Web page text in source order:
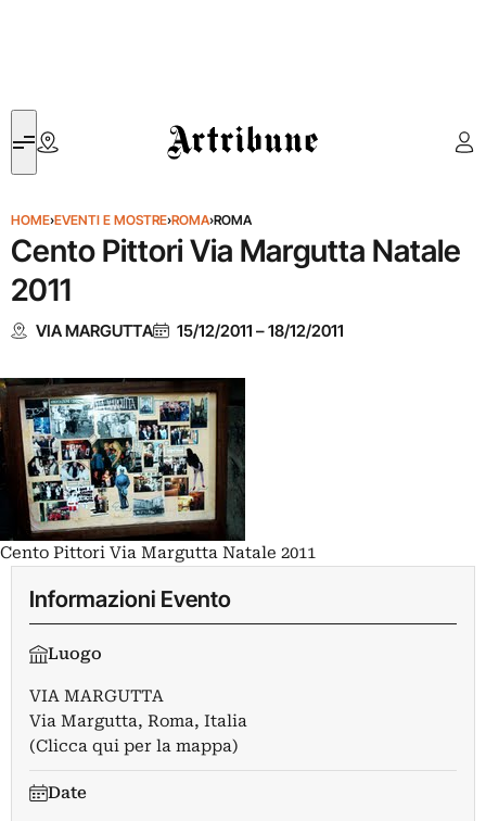
Artribune
HOME›EVENTI E MOSTRE›ROMA›ROMA
Cento Pittori Via Margutta Natale
2011
VIA MARGUTTA 15/12/2011 –18/12/2011
Cento Pittori Via Margutta Natale 2011
Informazioni Evento
Luogo
VIA MARGUTTA
Via Margutta, Roma, Italia
(Clicca qui per la mappa)
Date